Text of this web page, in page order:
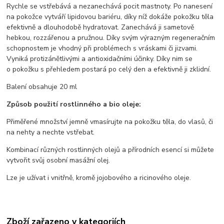
Rychle se vstřebává a nezanechává pocit mastnoty. Po nanesení
na pokožce vytváří lipidovou bariéru, díky níž dokáže pokožku těla
efektivně a dlouhodobě hydratovat. Zanechává ji sametově
hebkou, rozzářenou a pružnou. Díky svým výrazným regeneračním
schopnostem je vhodný při problémech s vráskami či jizvami.
Vyniká protizánětlivými a antioxidačními účinky. Díky nim se
o pokožku s přehledem postará po celý den a efektivně ji zklidní.
Balení obsahuje 20 ml
Způsob použití rostlinného a bio oleje:
Přiměřené množství jemně vmasírujte na pokožku těla, do vlasů, či
na nehty a nechte vstřebat.
Kombinací různých rostlinných olejů a přírodních esencí si můžete
vytvořit svůj osobní masážní olej.
Lze je užívat i vnitřně, kromě jojobového a ricinového oleje.
Zboží zařazeno v kategoriích